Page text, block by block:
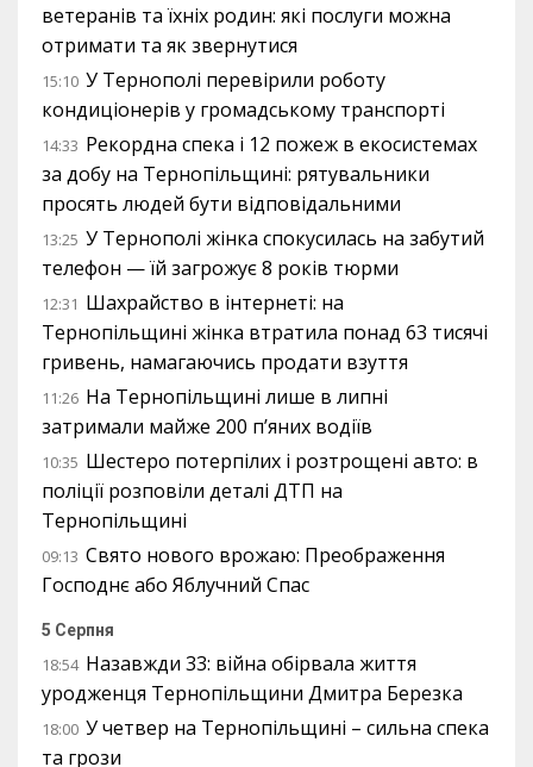
ветеранів та їхніх родин: які послуги можна
отримати та як звернутися
15:10 У Тернополі перевірили роботу
кондиціонерів у громадському транспорті
14:33 Рекордна спека і 12 пожеж в екосистемах
за добу на Тернопільщині: рятувальники
просять людей бути відповідальними
13:25 У Тернополі жінка спокусилась на забутий
телефон — їй загрожує 8 років тюрми
12:31 Шахрайство в інтернеті: на
Тернопільщині жінка втратила понад 63 тисячі
гривень, намагаючись продати взуття
11:26 На Тернопільщині лише в липні
затримали майже 200 п’яних водіїв
10:35 Шестеро потерпілих і розтрощені авто: в
поліції розповіли деталі ДТП на
Тернопільщині
09:13 Свято нового врожаю: Преображення
Господнє або Яблучний Спас
5 Серпня
18:54 Назавжди 33: війна обірвала життя
уродженця Тернопільщини Дмитра Березка
18:00 У четвер на Тернопільщині – сильна спека
та грози